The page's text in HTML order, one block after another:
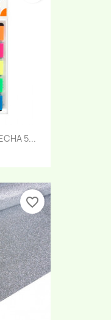
5...
favorite_border